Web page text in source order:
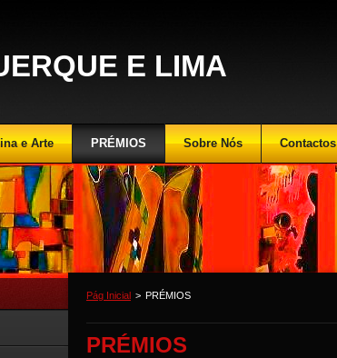
E LIMA
Pág Inicial > PRÉMIOS
PRÉMIOS
e Arte PRÉMIOS Sobre Nós Contactos